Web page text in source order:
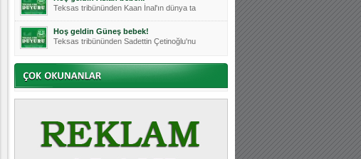
Teksas tribününden Kaan İnal'ın dünya ta
Hoş geldin Güneş bebek!
Teksas tribününden Sadettin Çetinoğlu'nu
Mutluluklar Ceyhun Tetik
Teksas tribünlerinin sevilen isimlerinde
Bursasporumuzun önü açılsın is
Hoş geldin Alaz Bebek!
Teksas.org sistem yöneticisi, ekibimizin